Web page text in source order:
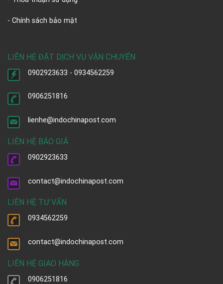
- Chính sách bảo mật
LIÊN HỆ ĐẶT DỊCH VỤ VẬN CHUYỂN
0902923633 - 0934562259
0906251816
lienhe@indochinapost.com
LIÊN HỆ BÁO GIÁ
0902923633
contact@indochinapost.com
LIÊN HỆ TƯ VẤN
0934562259
contact@indochinapost.com
LIÊN HỆ GIAO HÀNG
0906251816